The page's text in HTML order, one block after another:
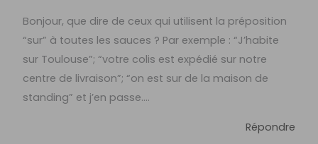
Bonjour, que dire de ceux qui utilisent la préposition
“sur” à toutes les sauces ? Par exemple : “J’habite
sur Toulouse”; “votre colis est expédié sur notre
centre de livraison”; “on est sur de la maison de
standing” et j’en passe….
Répondre